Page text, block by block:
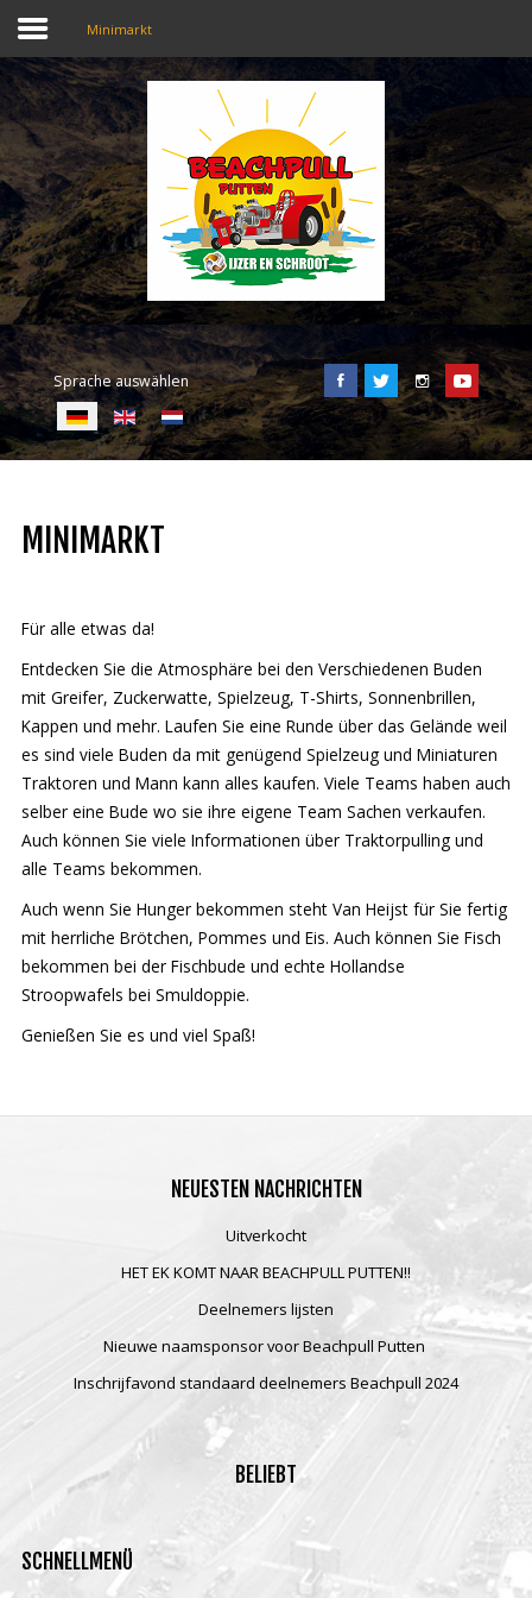
Home
Beachpull
Zugang und Ort
Aktivitäten
E-Tickets
Deutsch
Minimarkt
SEARCHOUR SITE
Sprache auswählen
MINIMARKT
Für alle etwas da!
Entdecken Sie die Atmosphäre bei den Verschiedenen Buden
mit Greifer, Zuckerwatte, Spielzeug, T-Shirts, Sonnenbrillen,
Kappen und mehr. Laufen Sie eine Runde über das Gelände weil
es sind viele Buden da mit genügend Spielzeug und Miniaturen
Traktoren und Mann kann alles kaufen. Viele Teams haben auch
selber eine Bude wo sie ihre eigene Team Sachen verkaufen.
Auch können Sie viele Informationen über Traktorpulling und
alle Teams bekommen.
Auch wenn Sie Hunger bekommen steht Van Heijst für Sie fertig
mit herrliche Brötchen, Pommes und Eis. Auch können Sie Fisch
bekommen bei der Fischbude und echte Hollandse
Stroopwafels bei Smuldoppie.
Genießen Sie es und viel Spaß!
NEUESTEN NACHRICHTEN
Uitverkocht
HET EK KOMT NAAR BEACHPULL PUTTEN!!
Deelnemers lijsten
Nieuwe naamsponsor voor Beachpull Putten
Inschrijfavond standaard deelnemers Beachpull 2024
BELIEBT
SCHNELLMENÜ